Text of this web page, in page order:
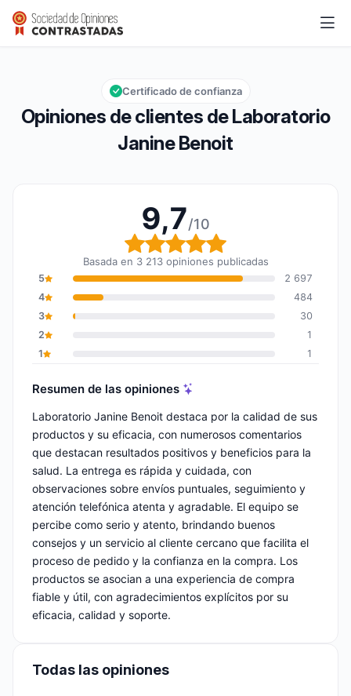
Laboratorio Janine Benoit
Calificación global: 9,7 de 10
9,7/10
Opiniones de clientes de Laboratorio
Janine Benoit
Certificado de confianza
9,7/10
Calificación global: 9,7
Basada en 3 213 opiniones publicadas
5
2 697
4
484
3
30
2
1
1
1
Resumen de las opiniones
Laboratorio Janine Benoit destaca por la calidad de sus
productos y su eficacia, con numerosos comentarios
que destacan resultados positivos y beneficios para la
salud. La entrega es rápida y cuidada, con
observaciones sobre envíos puntuales, seguimiento y
atención telefónica atenta y agradable. El equipo se
percibe como serio y atento, brindando buenos
consejos y un servicio al cliente cercano que facilita el
proceso de pedido y la confianza en la compra. Los
productos se asocian a una experiencia de compra
fiable y útil, con agradecimientos explícitos por su
eficacia, calidad y soporte.
Todas las opiniones